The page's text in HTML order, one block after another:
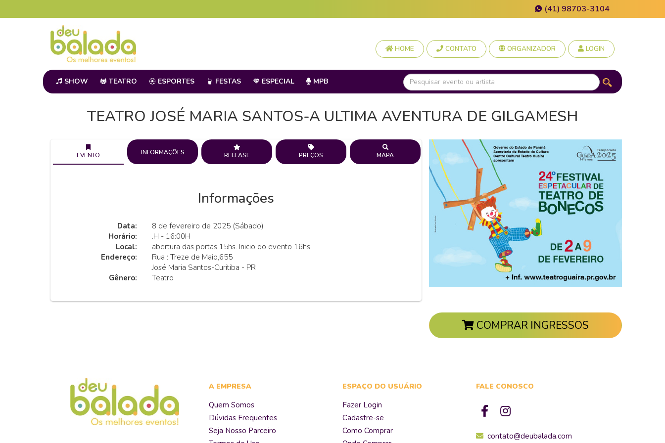
(41) 98703-3104
HOME CONTATO ORGANIZADOR LOGIN
SHOW TEATRO ESPORTES FESTAS ESPECIAL MPB
TEATRO JOSÉ MARIA SANTOS-A ULTIMA AVENTURA DE GILGAMESH
COMPRAR INGRESSOS
EVENTO INFORMAÇÕES RELEASE PREÇOS MAPA
Informações
Data:
8 de fevereiro de 2025 (Sábado)
Horário:
.H - 16:00H
Local:
abertura das portas 15hs. Inicio do evento 16hs.
Endereço:
Rua : Treze de Maio,655
José Maria Santos-Curitiba - PR
Gênero:
Teatro
A EMPRESA
Quem Somos
Dúvidas Frequentes
Seja Nosso Parceiro
ESPAÇO DO USUÁRIO
Fazer Login
Cadastre-se
Como Comprar
FALE CONOSCO
contato@deubalada.com